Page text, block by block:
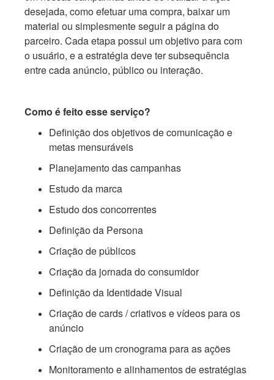
desejada, como efetuar uma compra, baixar um
material ou simplesmente seguir a página do
parceiro. Cada etapa possui um objetivo para com
o usuário, e a estratégia deve ter subsequência
entre cada anúncio, público ou interação.
Como é feito esse serviço?
Definição dos objetivos de comunicação e
metas mensuráveis
Planejamento das campanhas
Estudo da marca
Estudo dos concorrentes
Definição da Persona
Criação de públicos
Criação da jornada do consumidor
Definição da Identidade Visual
Criação de cards / criativos e vídeos para os
anúncio
Criação de um cronograma para as ações
Monitoramento e alinhamentos de estratégias